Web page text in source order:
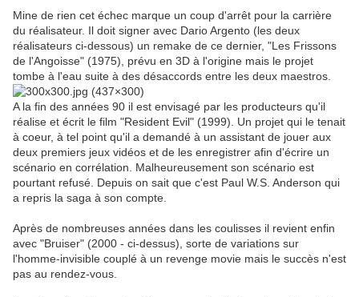
Mine de rien cet échec marque un coup d'arrêt pour la carrière
du réalisateur. Il doit signer avec Dario Argento (les deux
réalisateurs ci-dessous) un remake de ce dernier, "Les Frissons
de l'Angoisse" (1975), prévu en 3D à l'origine mais le projet
tombe à l'eau suite à des désaccords entre les deux maestros.
A la fin des années 90 il est envisagé par les producteurs qu'il
réalise et écrit le film "Resident Evil" (1999). Un projet qui le tenait
à coeur, à tel point qu'il a demandé à un assistant de jouer aux
deux premiers jeux vidéos et de les enregistrer afin d'écrire un
scénario en corrélation. Malheureusement son scénario est
pourtant refusé. Depuis on sait que c'est Paul W.S. Anderson qui
a repris la saga à son compte.
Après de nombreuses années dans les coulisses il revient enfin
avec "Bruiser" (2000 - ci-dessus), sorte de variations sur
l'homme-invisible couplé à un revenge movie mais le succès n'est
pas au rendez-vous.